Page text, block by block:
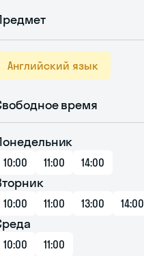
Английский язык
время
10:00 11:00 14:00
10:00 11:00 13:00 14:00
10:00 11:00